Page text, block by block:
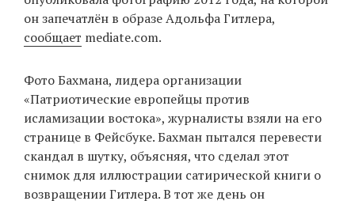
он запечатлён в образе Адольфа Гитлера,
сообщает mediate.com.
Фото Бахмана, лидера организации
«Патриотические европейцы против
исламизации востока», журналисты взяли на его
странице в Фейсбуке. Бахман пытался перевести
скандал в шутку, объясняя, что сделал этот
снимок для иллюстрации сатирической книги о
возвращении Гитлера. В тот же день он